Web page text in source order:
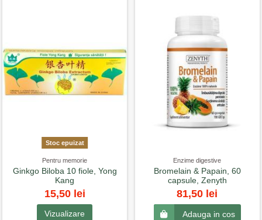
Stoc epuizat
Pentru memorie
Ginkgo Biloba 10 fiole, Yong
Kang
15,50 lei
Vizualizare
Enzime digestive
Bromelain & Papain, 60
capsule, Zenyth
81,50 lei
Adauga in cos